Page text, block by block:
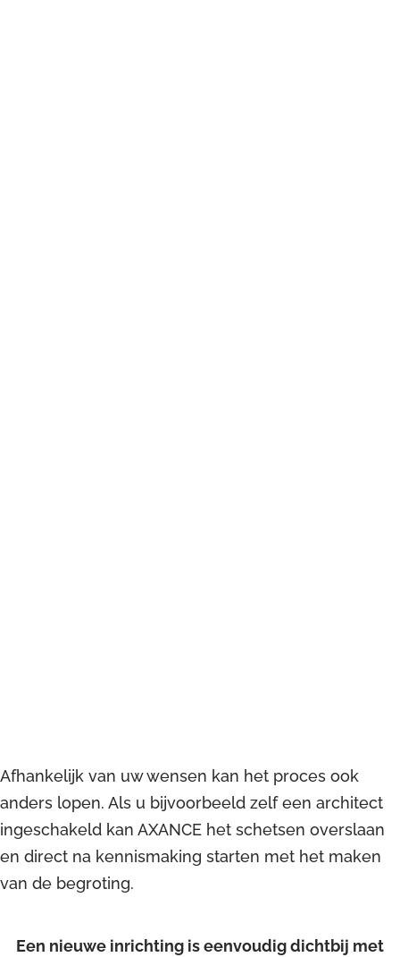
Afhankelijk van uw wensen kan het proces ook
anders lopen. Als u bijvoorbeeld zelf een architect
ingeschakeld kan AXANCE het schetsen overslaan
en direct na kennismaking starten met het maken
van de begroting.
Een nieuwe inrichting is eenvoudig dichtbij met